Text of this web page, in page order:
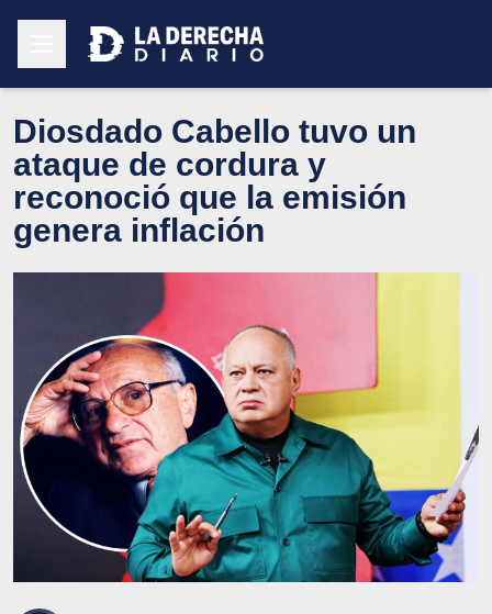
Diosdado Cabello tuvo un
ataque de cordura y
reconoció que la emisión
genera inflación